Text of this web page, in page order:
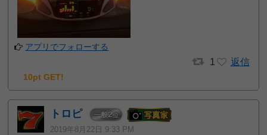
アプリでフォローする
1 返信
10pt GET!
トロピ 一般2位
2019年8月22日 9:33 PM